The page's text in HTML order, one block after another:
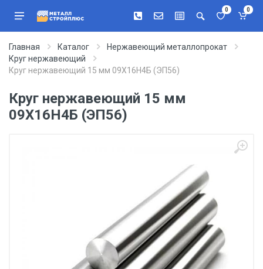
0 0
Главная Каталог
Нержавеющий металлопрокат
Круг нержавеющий
Круг нержавеющий 15 мм 09Х16Н4Б (ЭП56)
Круг нержавеющий 15 мм
09Х16Н4Б (ЭП56)